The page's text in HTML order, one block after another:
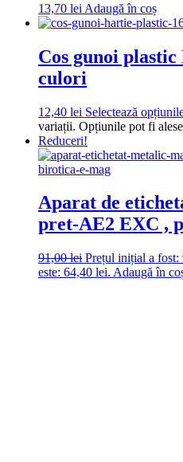
13,70 lei Adaugă în coș
Cos gunoi
culori
12,40 lei Selectează
variații. Opțiunile pot fi
Reduceri!
Aparat de
pret-AE2 EXC ,
91,00lei Prețul inițial a fost:
este: 64,40 lei. Adaugă în